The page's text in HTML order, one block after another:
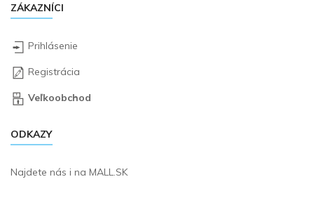
ZÁKAZNÍCI
Prihlásenie
Registrácia
Veľkoobchod
ODKAZY
Najdete nás i na MALL.SK